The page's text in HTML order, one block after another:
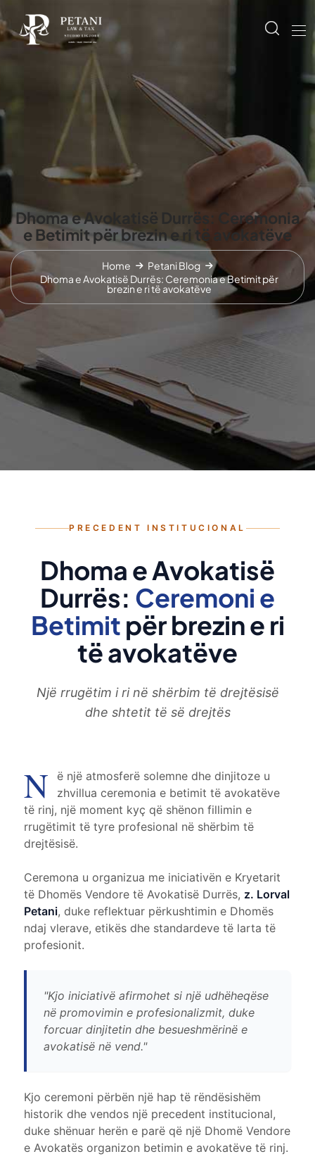
Dhoma e Avokatisë Durrës: Ceremonia
e Betimit për brezin e ri të avokatëve
Home
Petani Blog
Dhoma e Avokatisë Durrës: Ceremonia e Betimit për
brezin e ri të avokatëve
PRECEDENT INSTITUCIONAL
Dhoma e Avokatisë
Durrës: Ceremoni e
Betimit për brezin e ri
të avokatëve
Një rrugëtim i ri në shërbim të drejtësisë
dhe shtetit të së drejtës
N
ë një atmosferë solemne dhe dinjitoze u
zhvillua ceremonia e betimit të avokatëve
të rinj, një moment kyç që shënon fillimin e
rrugëtimit të tyre profesional në shërbim të
drejtësisë.
Ceremona u organizua me iniciativën e Kryetarit
të Dhomës Vendore të Avokatisë Durrës, z. Lorval
Petani, duke reflektuar përkushtimin e Dhomës
ndaj vlerave, etikës dhe standardeve të larta të
profesionit.
"Kjo iniciativë afirmohet si një udhëheqëse
në promovimin e profesionalizmit, duke
forcuar dinjitetin dhe besueshmërinë e
avokatisë në vend."
Kjo ceremoni përbën një hap të rëndësishëm
historik dhe vendos një precedent institucional,
duke shënuar herën e parë që një Dhomë Vendore
e Avokatës organizon betimin e avokatëve të rinj.